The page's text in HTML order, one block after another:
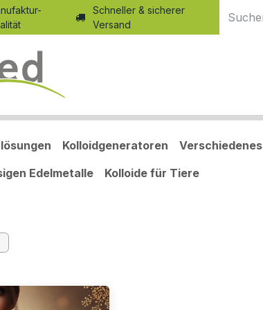
Schneller & sicherer
Versand
Kolloidgeneratoren Verschiedenes
Edelmetalle
Kolloide für Tiere